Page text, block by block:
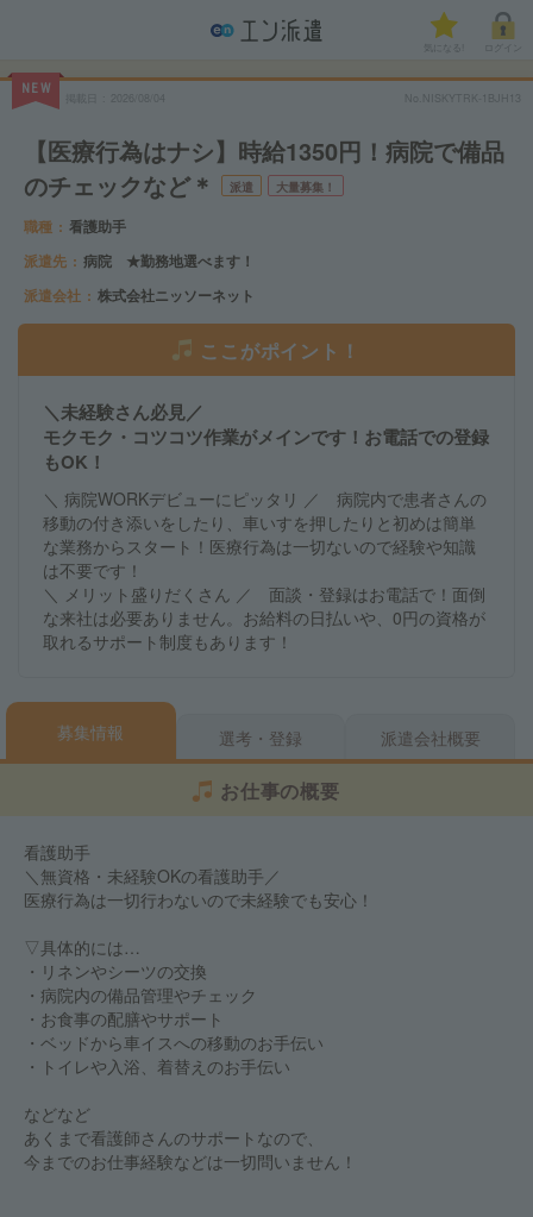
気になる!
NEW
2026/08/04 No.NISKYTRK-1BJH13
【医療行為はナシ】時給1350円！病院で備品
のチェックなど＊
派遣 大量募集！
職種
看護助手
派遣先
病院 ★勤務地選べます！
派遣会社
株式会社ニッソーネット
ここがポイント！
＼未経験さん必見／
モクモク・コツコツ作業がメインです！お電話での登録
もOK！
＼ 病院WORKデビューにピッタリ ／ 病院内で患者さんの
移動の付き添いをしたり、車いすを押したりと初めは簡単
な業務からスタート！医療行為は一切ないので経験や知識
は不要です！
＼ メリット盛りだくさん ／ 面談・登録はお電話で！面倒
な来社は必要ありません。お給料の日払いや、0円の資格が
取れるサポート制度もあります！
募集情報 選考・登録 派遣会社概要
お仕事の概要
看護助手
＼無資格・未経験OKの看護助手／
医療行為は一切行わないので未経験でも安心！
▽具体的には…
・リネンやシーツの交換
・病院内の備品管理やチェック
・お食事の配膳やサポート
・ベッドから車イスへの移動のお手伝い
・トイレや入浴、着替えのお手伝い
などなど
あくまで看護師さんのサポートなので、
今までのお仕事経験などは一切問いません！